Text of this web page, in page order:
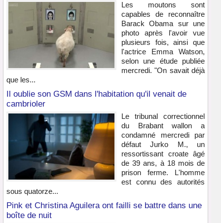
Les moutons sont
capables de reconnaître
Barack Obama sur une
photo après l'avoir vue
plusieurs fois, ainsi que
l'actrice Emma Watson,
selon une étude publiée
mercredi. "On savait déjà
que les...
Il oublie son GSM dans l'habitation qu'il venait de
cambrioler
Le tribunal correctionnel
du Brabant wallon a
condamné mercredi par
défaut Jurko M., un
ressortissant croate âgé
de 39 ans, à 18 mois de
prison ferme. L'homme
est connu des autorités
sous quatorze...
Pink et Christina Aguilera ont failli se battre dans une
boîte de nuit